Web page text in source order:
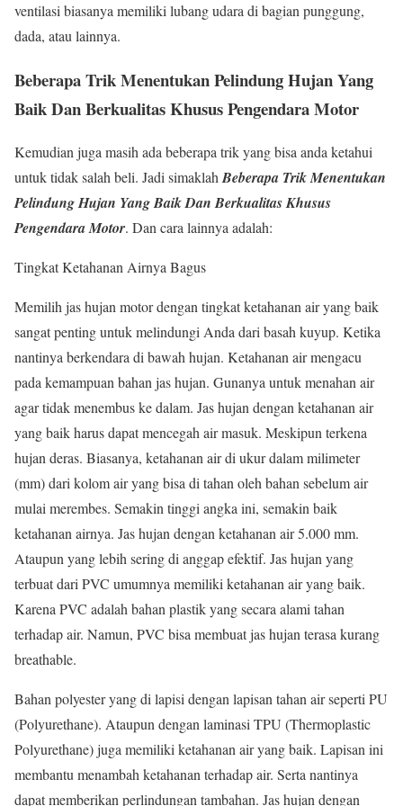
ventilasi biasanya memiliki lubang udara di bagian punggung,
dada, atau lainnya.
Beberapa Trik Menentukan Pelindung Hujan Yang
Baik Dan Berkualitas Khusus Pengendara Motor
Kemudian juga masih ada beberapa trik yang bisa anda ketahui
untuk tidak salah beli. Jadi simaklahBeberapa Trik Menentukan
Pelindung Hujan Yang Baik Dan Berkualitas Khusus
Pengendara Motor. Dan cara lainnya adalah:
Tingkat Ketahanan Airnya Bagus
Memilih jas hujan motor dengan tingkat ketahanan air yang baik
sangat penting untuk melindungi Anda dari basah kuyup. Ketika
nantinya berkendara di bawah hujan. Ketahanan air mengacu
pada kemampuan bahan jas hujan. Gunanya untuk menahan air
agar tidak menembus ke dalam. Jas hujan dengan ketahanan air
yang baik harus dapat mencegah air masuk. Meskipun terkena
hujan deras. Biasanya, ketahanan air di ukur dalam milimeter
(mm) dari kolom air yang bisa di tahan oleh bahan sebelum air
mulai merembes. Semakin tinggi angka ini, semakin baik
ketahanan airnya. Jas hujan dengan ketahanan air 5.000 mm.
Ataupun yang lebih sering di anggap efektif. Jas hujan yang
terbuat dari PVC umumnya memiliki ketahanan air yang baik.
Karena PVC adalah bahan plastik yang secara alami tahan
terhadap air. Namun, PVC bisa membuat jas hujan terasa kurang
breathable.
Bahan polyester yang di lapisi dengan lapisan tahan air seperti PU
(Polyurethane). Ataupun dengan laminasi TPU (Thermoplastic
Polyurethane) juga memiliki ketahanan air yang baik. Lapisan ini
membantu menambah ketahanan terhadap air. Serta nantinya
dapat memberikan perlindungan tambahan. Jas hujan dengan